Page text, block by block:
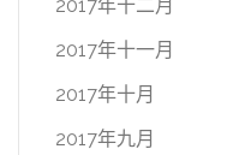
2017年十二月
2017年十一月
2017年十月
2017年九月